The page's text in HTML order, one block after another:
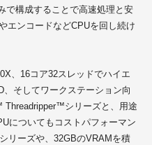
で構成することで高速処理 と安
エンコードなどCPUを回し続け
、16コア32スレッドでハイエ
そしてワークステーション向
Threadripper™シリーズと、用途
についてもコストパフォーマン
リーズや、32GBのVRAMを積